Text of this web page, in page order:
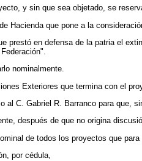
y sin que sea objetado, se
Hacienda que pone a la
prestó en defensa de la patria el
nominalmente.
Exteriores que termina con el
al C. Gabriel R. Barranco para que,
después de que no origina
de todos los proyectos que
por cédula,